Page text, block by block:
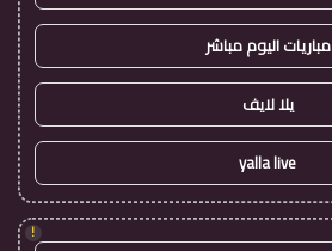
مباريات اليوم مباشر
يلا لايف
yalla live
!